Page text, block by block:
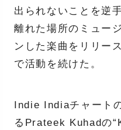
出られないことを逆
離れた場所のミュー
ンした楽曲をリリー
で活動を続けた。
Indie Indiaチャート
るPrateek Kuhadの